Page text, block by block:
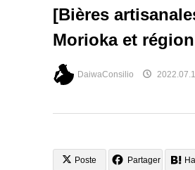
[Bières
Morioka et
DaiwaConsilio
Poste Partager